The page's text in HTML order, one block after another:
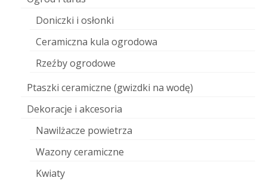
Doniczki i osłonki
Ceramiczna kula ogrodowa
Rzeźby ogrodowe
Ptaszki ceramiczne (gwizdki na wodę)
Dekoracje i akcesoria
Nawilżacze powietrza
Wazony ceramiczne
Kwiaty